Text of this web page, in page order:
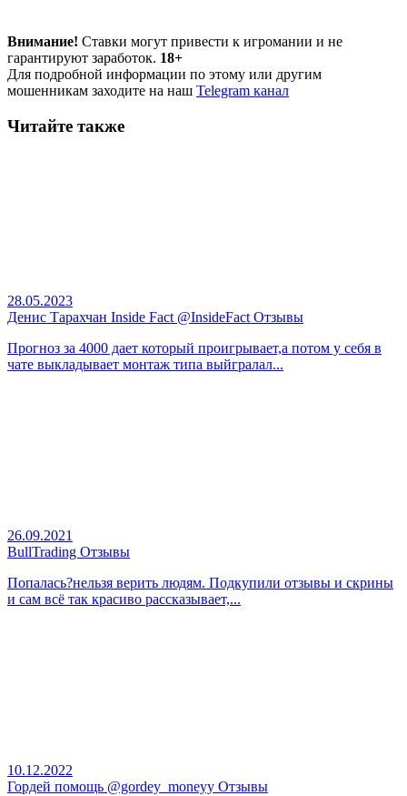
Внимание! Ставки могут привести к игромании и не
гарантируют заработок. 18+
Для подробной информации по этому или другим
мошенникам заходите на наш Telegram канал
Читайте также
28.05.2023
Денис Тарахчан Inside Fact @InsideFact Отзывы
Прогноз за 4000 дает который проигрывает,а потом у себя в
чате выкладывает монтаж типа выйгралал...
26.09.2021
BullTrading Отзывы
Попалась?нельзя верить людям. Подкупили отзывы и скрины
и сам всё так красиво рассказывает,...
10.12.2022
Гордей помощь @gordey_moneyy Отзывы